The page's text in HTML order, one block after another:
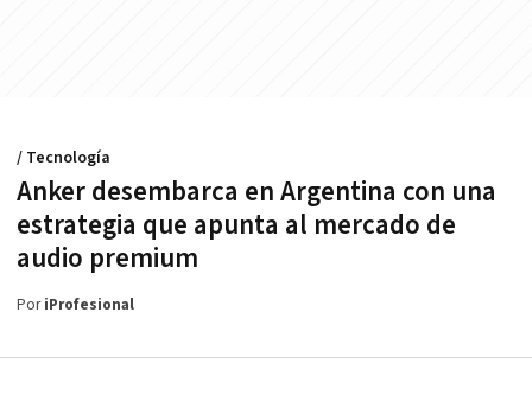
Anker desembarca en Argentina con una
estrategia que apunta al mercado de
audio premium
/ Tecnología
PoriProfesional